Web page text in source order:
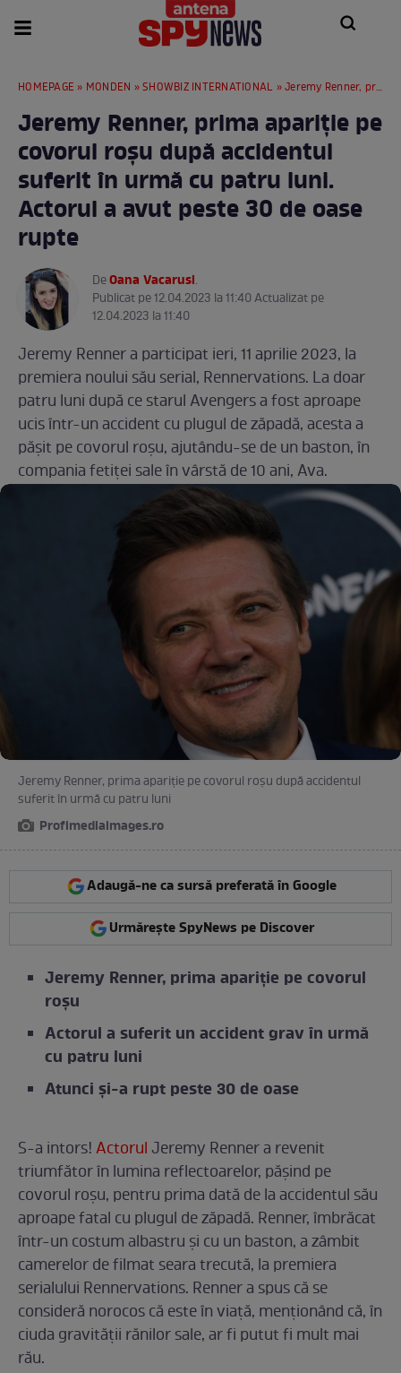
HOMEPAGE » MONDEN »SHOWBIZ INTERNATIONAL » Jeremy Renner, prima apariție pe covorul roșu după accidentul suferit în urmă cu patru luni. Actorul a avut peste 30 de oase rupte
Jeremy Renner, prima apariție pe
covorul roșu după accidentul
suferit în urmă cu patru luni.
Actorul a avut peste 30 de oase
rupte
DeOana Vacarusi.
Publicat pe 12.04.2023 la 11:40 Actualizat pe
12.04.2023 la 11:40
Jeremy Renner a participat ieri, 11 aprilie 2023, la
premiera noului său serial, Rennervations. La doar
patru luni după ce starul Avengers a fost aproape
ucis într-un accident cu plugul de zăpadă, acesta a
pășit pe covorul roșu, ajutându-se de un baston, în
compania fetiței sale în vârstă de 10 ani, Ava.
Jeremy Renner, prima apariție pe covorul roșu după accidentul
suferit în urmă cu patru luni
Profimediaimages.ro
Adaugă-ne ca sursă preferată în Google
Urmărește SpyNews pe Discover
Jeremy Renner, prima apariție pe covorul
roșu
Actorul a suferit un accident grav în urmă
cu patru luni
Atunci și-a rupt peste 30 de oase
S-a intors!Actorul Jeremy Renner a revenit
triumfător în lumina reflectoarelor, pășind pe
covorul roșu, pentru prima dată de la accidentul său
aproape fatal cu plugul de zăpadă. Renner, îmbrăcat
într-un costum albastru și cu un baston, a zâmbit
camerelor de filmat seara trecută, la premiera
serialului Rennervations. Renner a spus că se
consideră norocos că este în viață, menționând că, în
ciuda gravității rănilor sale, ar fi putut fi mult mai
rău.